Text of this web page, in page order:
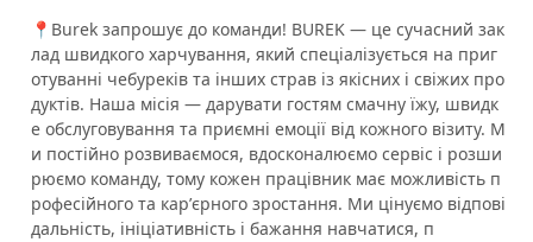
​​📍Burek запрошує до команди! BUREK — це сучасний зак
лад швидкого харчування, який спеціалізується на приг
отуванні чебуреків та інших страв із якісних і свіжих про
дуктів. Наша місія — дарувати гостям смачну їжу, швидк
е обслуговування та приємні емоції від кожного візиту. М
и постійно розвиваємося, вдосконалюємо сервіс і розши
рюємо команду, тому кожен працівник має можливість п
рофесійного та карʼєрного зростання. Ми цінуємо відпові
дальність, ініціативність і бажання навчатися, п